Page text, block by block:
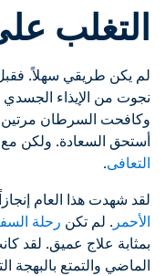
التغلب
لم يكن طريقي سهلاً.
نجوت من الإيذاء
وكافحت السرطان مرتين.
أستحق السعادة. ولكن
التعافى.
لقد شهدت هذا العام
الأحمر . لم تكن رحلة
بمثابة علاج عميق. لقد
الماضي والتمتع بالبهجة